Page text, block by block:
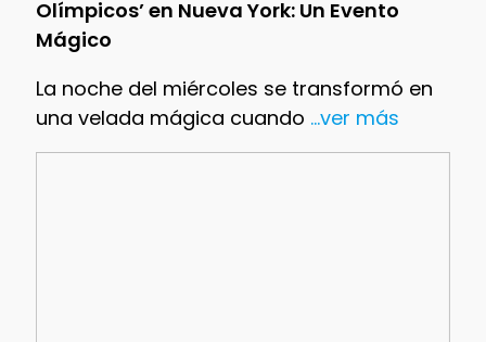
Olímpicos’ en Nueva York: Un Evento
Mágico
La noche del miércoles se transformó en
una velada mágica cuando ...ver más